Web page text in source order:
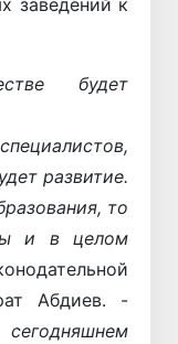
заведений к
будет
развитие.
то
и в целом
Абдиев. -